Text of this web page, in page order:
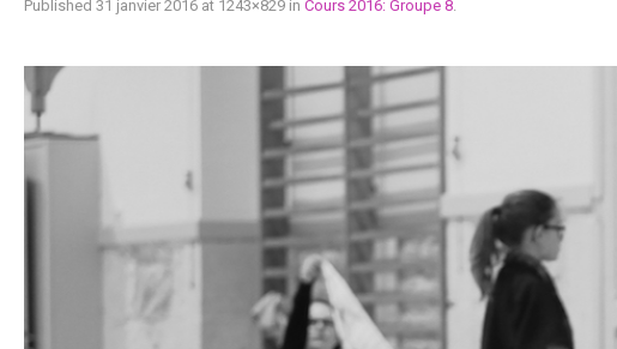
Published 31 janvier 2016 at 1243×829 in Cours 2016: Groupe 8.